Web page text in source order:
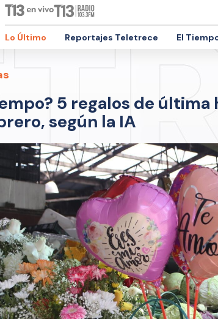
Lo Último Reportajes Teletrece El
5 regalos de última
según la IA